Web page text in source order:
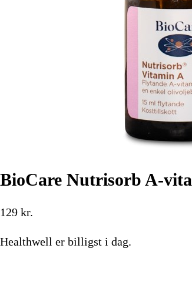
BioCare Nutrisorb A-
129 kr.
Healthwell er billigst i dag.